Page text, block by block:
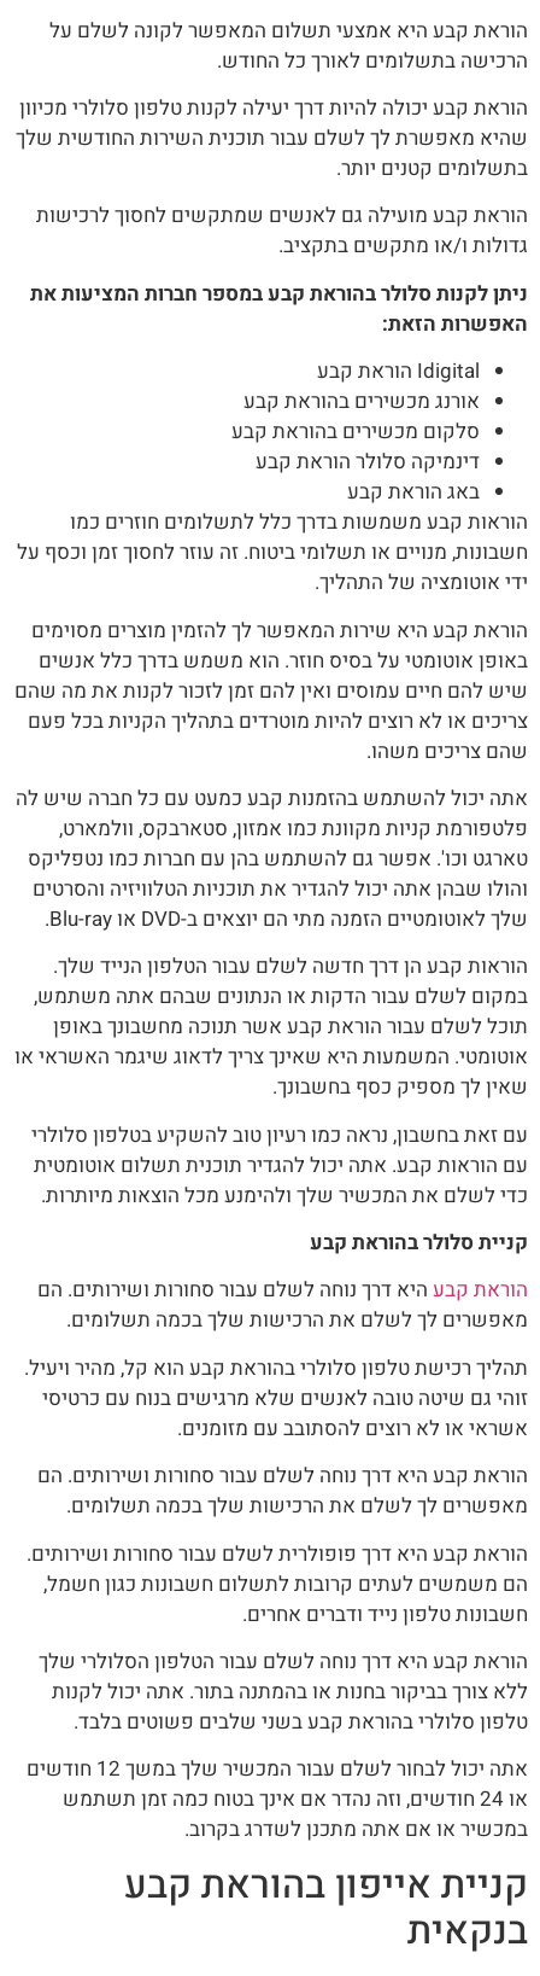
הוראת קבע היא אמצעי תשלום המאפשר לקונה לשלם על
הרכישה בתשלומים לאורך כל החודש.
הוראת קבע יכולה להיות דרך יעילה לקנות טלפון סלולרי מכיוון
שהיא מאפשרת לך לשלם עבור תוכנית השירות החודשית שלך
בתשלומים קטנים יותר.
הוראת קבע מועילה גם לאנשים שמתקשים לחסוך לרכישות
גדולות ו/או מתקשים בתקציב.
ניתן לקנות סלולר בהוראת קבע במספר חברות המציעות את
האפשרות הזאת:
Idigital הוראת קבע
אורנג מכשירים בהוראת קבע
סלקום מכשירים בהוראת קבע
דינמיקה סלולר הוראת קבע
באג הוראת קבע
הוראות קבע משמשות בדרך כלל לתשלומים חוזרים כמו
חשבונות, מנויים או תשלומי ביטוח. זה עוזר לחסוך זמן וכסף על
ידי אוטומציה של התהליך.
הוראת קבע היא שירות המאפשר לך להזמין מוצרים מסוימים
באופן אוטומטי על בסיס חוזר. הוא משמש בדרך כלל אנשים
שיש להם חיים עמוסים ואין להם זמן לזכור לקנות את מה שהם
צריכים או לא רוצים להיות מוטרדים בתהליך הקניות בכל פעם
שהם צריכים משהו.
אתה יכול להשתמש בהזמנות קבע כמעט עם כל חברה שיש לה
פלטפורמת קניות מקוונת כמו אמזון, סטארבקס, וולמארט,
טארגט וכו'. אפשר גם להשתמש בהן עם חברות כמו נטפליקס
והולו שבהן אתה יכול להגדיר את תוכניות הטלוויזיה והסרטים
שלך לאוטומטיים הזמנה מתי הם יוצאים ב-DVD או Blu-ray.
הוראות קבע הן דרך חדשה לשלם עבור הטלפון הנייד שלך.
במקום לשלם עבור הדקות או הנתונים שבהם אתה משתמש,
תוכל לשלם עבור הוראת קבע אשר תנוכה מחשבונך באופן
אוטומטי. המשמעות היא שאינך צריך לדאוג שיגמר האשראי או
שאין לך מספיק כסף בחשבונך.
עם זאת בחשבון, נראה כמו רעיון טוב להשקיע בטלפון סלולרי
עם הוראות קבע. אתה יכול להגדיר תוכנית תשלום אוטומטית
כדי לשלם את המכשיר שלך ולהימנע מכל הוצאות מיותרות.
קניית סלולר בהוראת קבע
הוראת קבע היא דרך נוחה לשלם עבור סחורות ושירותים. הם
מאפשרים לך לשלם את הרכישות שלך בכמה תשלומים.
תהליך רכישת טלפון סלולרי בהוראת קבע הוא קל, מהיר ויעיל.
זוהי גם שיטה טובה לאנשים שלא מרגישים בנוח עם כרטיסי
אשראי או לא רוצים להסתובב עם מזומנים.
הוראת קבע היא דרך נוחה לשלם עבור סחורות ושירותים. הם
מאפשרים לך לשלם את הרכישות שלך בכמה תשלומים.
הוראת קבע היא דרך פופולרית לשלם עבור סחורות ושירותים.
הם משמשים לעתים קרובות לתשלום חשבונות כגון חשמל,
חשבונות טלפון נייד ודברים אחרים.
הוראת קבע היא דרך נוחה לשלם עבור הטלפון הסלולרי שלך
ללא צורך בביקור בחנות או בהמתנה בתור. אתה יכול לקנות
טלפון סלולרי בהוראת קבע בשני שלבים פשוטים בלבד.
אתה יכול לבחור לשלם עבור המכשיר שלך במשך 12 חודשים
או 24 חודשים, וזה נהדר אם אינך בטוח כמה זמן תשתמש
במכשיר או אם אתה מתכנן לשדרג בקרוב.
קניית אייפון בהוראת קבע
בנקאית